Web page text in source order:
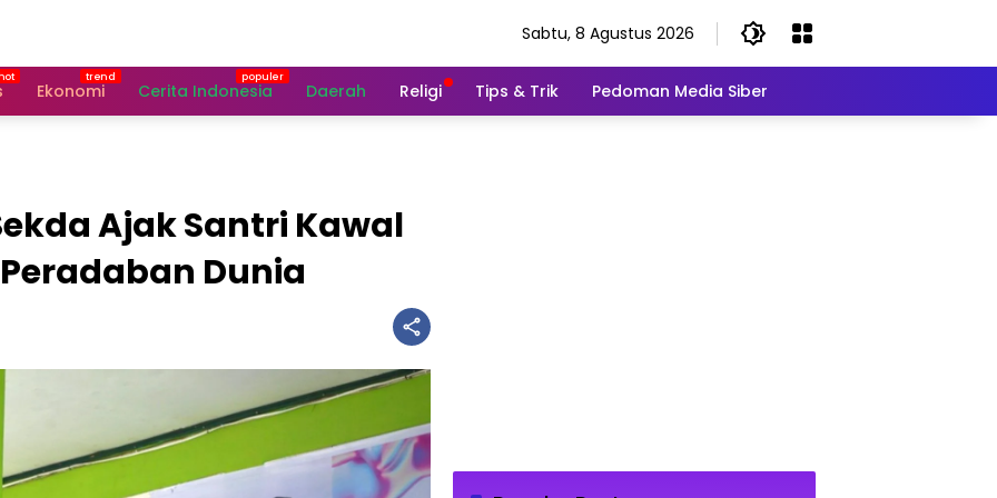
Sabtu, 8 Agustus 2026
Ekonomi Cerita Indonesia Daerah Religi Tips & Trik Pedoman Media Siber
Ajak Santri Kawal
Dunia